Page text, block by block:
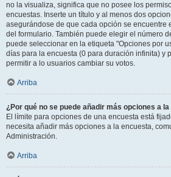
no la visualiza, significa que no posee los
encuestas. Inserte un título y al menos dos
asegurándose de que cada opción se encuentre
del formulario. También puede elegir el número
puede seleccionar en la etiqueta "Opciones por
días para la encuesta (0 para duración infinita) y
permitir a lo usuarios cambiar su votos.
Arriba
¿Por qué no se puede añadir más opciones a
El límite para opciones de una encuesta está
necesita añadir más opciones a la encuesta,
Administración.
Arriba